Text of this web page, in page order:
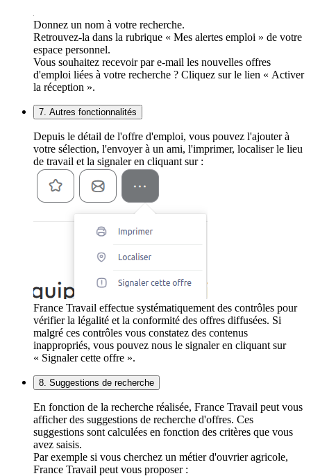
Donnez un nom à votre recherche.
Retrouvez-la dans la rubrique « Mes alertes emploi » de votre
espace personnel.
Vous souhaitez recevoir par e-mail les nouvelles offres
d'emploi liées à votre recherche ? Cliquez sur le lien « Activer
la réception ».
7. Autres fonctionnalités
Depuis le détail de l'offre d'emploi, vous pouvez l'ajouter à
votre sélection, l'envoyer à un ami, l'imprimer, localiser le lieu
de travail et la signaler en cliquant sur :
France Travail effectue systématiquement des contrôles pour
vérifier la légalité et la conformité des offres diffusées. Si
malgré ces contrôles vous constatez des contenus
inappropriés, vous pouvez nous le signaler en cliquant sur
« Signaler cette offre ».
8. Suggestions de recherche
En fonction de la recherche réalisée, France Travail peut vous
afficher des suggestions de recherche d'offres. Ces
suggestions sont calculées en fonction des critères que vous
avez saisis.
Par exemple si vous cherchez un métier d'ouvrier agricole,
France Travail peut vous proposer :